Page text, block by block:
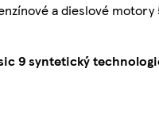
a dieslové motory
9 syntetický